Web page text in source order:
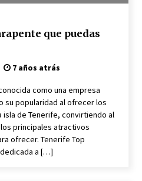
que puedas
7 años atrás
como una empresa
su popularidad al ofrecer los
de Tenerife, convirtiendo al
principales atractivos
ofrecer. Tenerife Top
a […]